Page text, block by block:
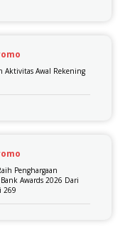
Aktivitas Awal Rekening
Penghargaan
Awards 2026 Dari
269